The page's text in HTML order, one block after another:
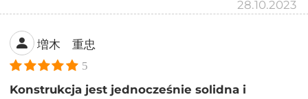
28.10.2023
増木 重忠
5
Konstrukcja jest jednocześnie solidna i